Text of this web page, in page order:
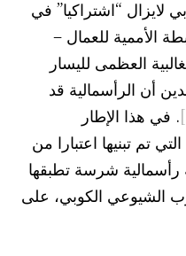
لايزال “اشتراكيا” في
في “الرابطة الأممية للعمال –
العظمى لليسار
أن الرأسمالية قد
. في هذا الإطار
تم تبنيها اعتبارا من
شرسة تطبقها
الشيوعي الكوبي، على